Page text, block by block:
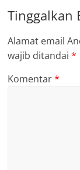
Tinggalkan
Alamat email
wajib ditandai*
Komentar*